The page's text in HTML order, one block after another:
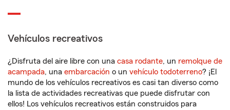
Vehículos recreativos
¿Disfruta del aire libre con una casa rodante, un remolque de
acampada, una embarcación o un vehículo todoterreno? ¡El
mundo de los vehículos recreativos es casi tan diverso como
la lista de actividades recreativas que puede disfrutar con
ellos! Los vehículos recreativos están construidos para